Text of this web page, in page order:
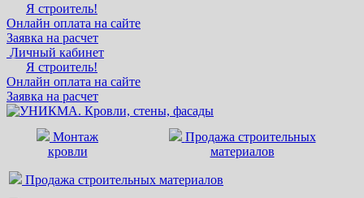
Я строитель!
Онлайн оплата на сайте
Заявка на расчет
Личный кабинет
Я строитель!
Онлайн оплата на сайте
Заявка на расчет
Монтаж
кровли
Продажа строительных
материалов
Продажа строительных материалов